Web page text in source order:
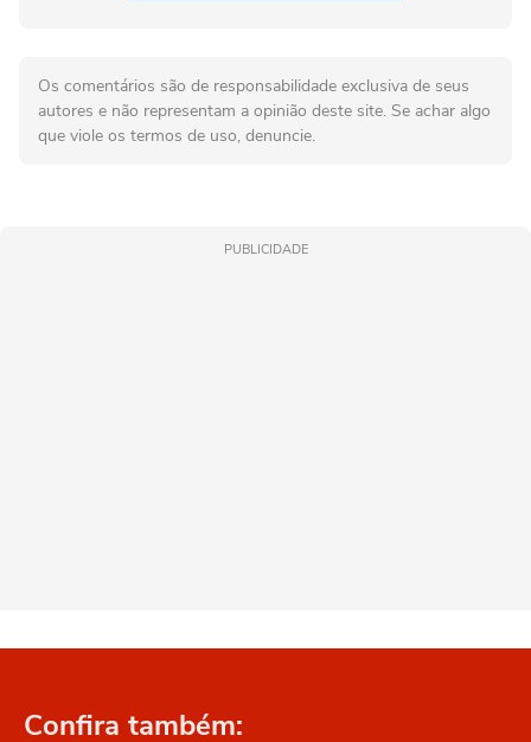
Os comentários são de responsabilidade exclusiva de seus
autores e não representam a opinião deste site. Se achar algo
que viole os termos de uso, denuncie.
PUBLICIDADE
Confira também: